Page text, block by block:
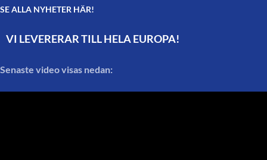
SE ALLA NYHETER HÄR!
VI LEVERERAR TILL HELA EUROPA!
Senaste video visas nedan: